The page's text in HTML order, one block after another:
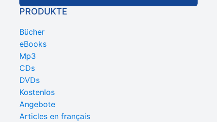
PRODUKTE
Bücher
eBooks
Mp3
CDs
DVDs
Kostenlos
Angebote
Articles en français